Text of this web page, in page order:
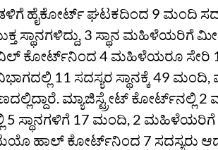
ಹೈಕೋರ್ಟ್‌ ಘಟಕದಿಂದ 9 ಮಂದಿ
ಸ್ಥಾನಗಳಿದ್ದು, 3 ಸ್ಥಾನ ಮಹಿಳೆಯರಿಗೆ
ಸಿವಿಲ್‌ ಕೋರ್ಟ್‌ನಿಂದ 4 ಮಹಿಳೆಯರೂ ಸೇರಿ
11 ಸದಸ್ಯರ ಸ್ಥಾನಕ್ಕೆ 49
ಮ್ಯಾಜಿಸ್ಟ್ರೇಟ್‌ ಕೋರ್ಟ್‌ನಲ್ಲಿ
5 ಸ್ಥಾನಗಳಿಗೆ 17 ಮಂದಿ, 2
ಮೆಯೊ ಹಾಲ್‌ ಕೋರ್ಟ್‌ನಿಂದ 7 ಸದಸ್ಯರು